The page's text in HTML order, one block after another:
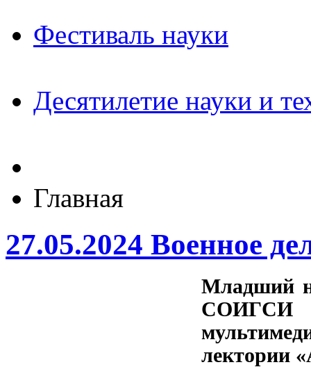
Фестиваль науки
Десятилетие науки и
Главная
27.05.2024 Военное
Младший
лектории